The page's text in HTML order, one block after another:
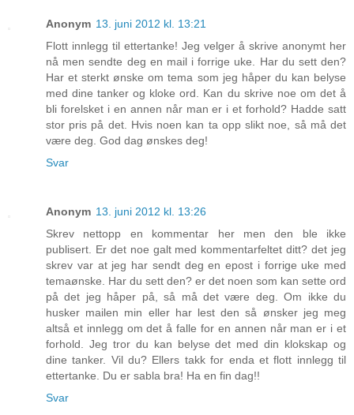
Anonym 13. juni 2012 kl. 13:21
Flott innlegg til ettertanke! Jeg velger å skrive anonymt her
nå men sendte deg en mail i forrige uke. Har du sett den?
Har et sterkt ønske om tema som jeg håper du kan belyse
med dine tanker og kloke ord. Kan du skrive noe om det å
bli forelsket i en annen når man er i et forhold? Hadde satt
stor pris på det. Hvis noen kan ta opp slikt noe, så må det
være deg. God dag ønskes deg!
Svar
Anonym 13. juni 2012 kl. 13:26
Skrev nettopp en kommentar her men den ble ikke
publisert. Er det noe galt med kommentarfeltet ditt? det jeg
skrev var at jeg har sendt deg en epost i forrige uke med
temaønske. Har du sett den? er det noen som kan sette ord
på det jeg håper på, så må det være deg. Om ikke du
husker mailen min eller har lest den så ønsker jeg meg
altså et innlegg om det å falle for en annen når man er i et
forhold. Jeg tror du kan belyse det med din klokskap og
dine tanker. Vil du? Ellers takk for enda et flott innlegg til
ettertanke. Du er sabla bra! Ha en fin dag!!
Svar